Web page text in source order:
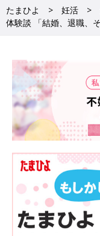
かったらステップア
れば2人くらい欲しい
でも、すぐには授かる
●竹内由恵「実際に妊
ミングを合わせるのっ
ミングが来るのが長
落ち込んでいました」
心が折れそうになる
たのは、ご主人の存在
●竹内由恵「妊活に関
なかった』『今後も
に、夫は『そんなこ
いるわけじゃないか
たまひよ 妊活
体験談 「結婚、退職、